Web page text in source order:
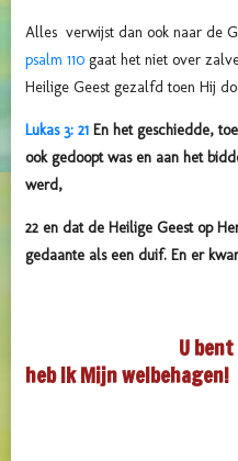
Alles verwijst dan ook naar de
psalm 110 gaat het niet over
Heilige Geest gezalfd toen Hij
Lukas 3: 21 En het geschiedde,
ook gedoopt was en aan het
werd,
22 en dat de Heilige Geest op
gedaante als een duif. En er
U
heb Ik Mijn welbehagen!